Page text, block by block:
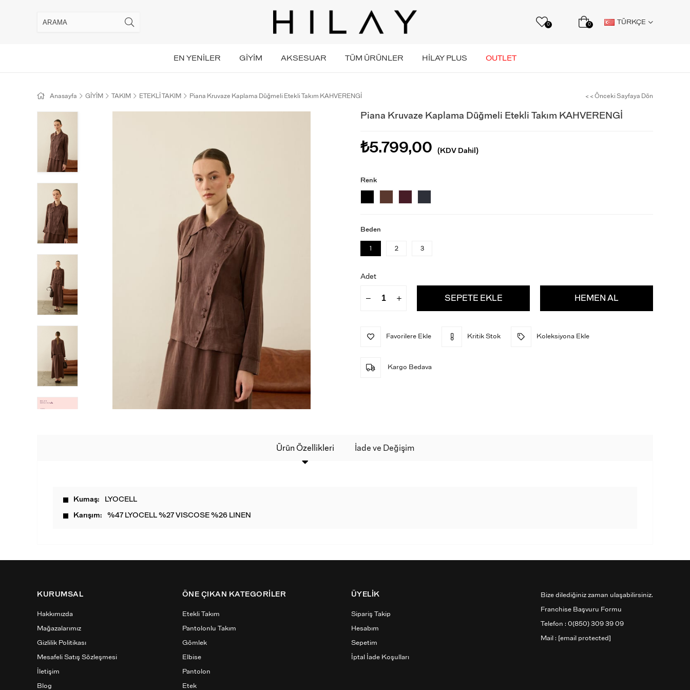
0 0 TÜRKÇE
EN YENİLER GİYİM AKSESUAR TÜM ÜRÜNLER HİLAY PLUS OUTLET
Anasayfa GİYİM TAKIM ETEKLİ TAKIM Piana Kruvaze Kaplama Düğmeli Etekli Takım KAHVERENGİ < < Önceki Sayfaya Dön
Piana Kruvaze Kaplama Düğmeli Etekli Takım KAHVERENGİ
₺5.799,00 (KDV Dahil)
Renk
Beden
1 2 3
Adet
Favorilere Ekle Kritik Stok Koleksiyona Ekle
Kargo Bedava
Ürün Özellikleri İade ve Değişim
Kumaş LYOCELL
Karışım %47 LYOCELL %27 VISCOSE %26 LINEN
KURUMSAL
Hakkımızda
Mağazalarımız
Gizlilik Politikası
Mesafeli Satış Sözleşmesi
İletişim
Blog
ÖNE ÇIKAN KATEGORİLER
Etekli Takım
Pantolonlu Takım
Gömlek
Elbise
Pantolon
Etek
ÜYELİK
Sipariş Takip
Hesabım
Sepetim
İptal İade Koşulları
Bize dilediğiniz zaman ulaşabilirsiniz.
Franchise Başvuru Formu
Telefon : 0(850) 309 39 09
Mail : [email protected]